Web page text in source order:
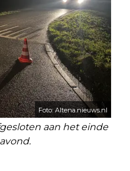
Foto: Altena.nieuws.nl
aan het einde